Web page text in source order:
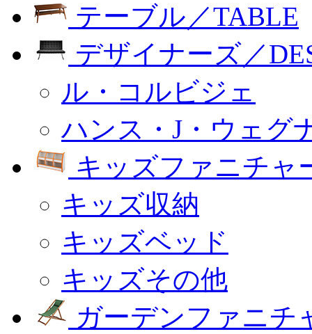
テーブル／TABLE
デザイナーズ／
ル・コルビジェ
ハンス・J・ウェグ
キッズファニチャ
キッズ収納
キッズベッド
キッズその他
ガーデンファニチ